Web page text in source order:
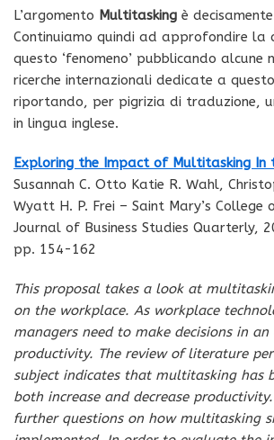
L’argomento Multitasking è
Continuiamo quindi ad approfondire la
questo ‘fenomeno’ pubblicando alcune
ricerche internazionali dedicate a
riportando, per pigrizia di traduzione,
in lingua inglese.
Exploring the Impact of Multitasking In
Susannah C. Otto Katie R. Wahl,
Wyatt H. P. Frei – Saint Mary’s College
Journal of Business Studies Quarterly,
pp. 154-162
This proposal takes a look at
on the workplace. As workplace
managers need to make decisions in
productivity. The review of literature
subject indicates that multitasking has
both increase and decrease
further questions on how multitasking